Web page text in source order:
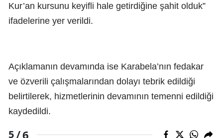
Kur’an kursunu keyifli hale getirdiğine şahit olduk”
ifadelerine yer verildi.
Açıklamanın devamında ise Karabela’nın fedakar
ve özverili çalışmalarından dolayı tebrik edildiği
belirtilerek, hizmetlerinin devamının temenni edildiği
kaydedildi.
5 /6